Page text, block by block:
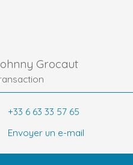
Grocaut
+33 6 63 33 57 65
Envoyer un e-mail